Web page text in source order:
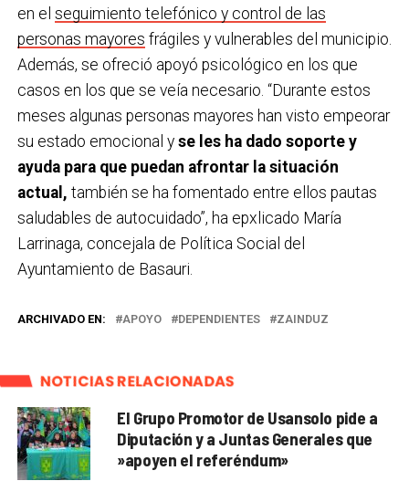
en el seguimiento telefónico y control de las
personas mayores frágiles y vulnerables del municipio.
Además, se ofreció apoyó psicológico en los que
casos en los que se veía necesario. “Durante estos
meses algunas personas mayores han visto empeorar
su estado emocional y se les ha dado soporte y
ayuda para que puedan afrontar la situación
actual, también se ha fomentado entre ellos pautas
saludables de autocuidado”, ha epxlicado María
Larrinaga, concejala de Política Social del
Ayuntamiento de Basauri.
ARCHIVADO EN: APOYO DEPENDIENTES ZAINDUZ
NOTICIAS RELACIONADAS
El Grupo Promotor de Usansolo pide a
Diputación y a Juntas Generales que
»apoyen el referéndum»